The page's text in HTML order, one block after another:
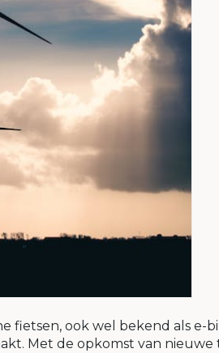
fietsen, ook wel bekend als e-
Met de opkomst van